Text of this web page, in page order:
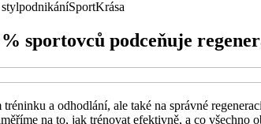
podnikáníSportKrása
sportovců podceňuje
a odhodlání, ale také na správné
na to, jak trénovat efektivně, a co všechno